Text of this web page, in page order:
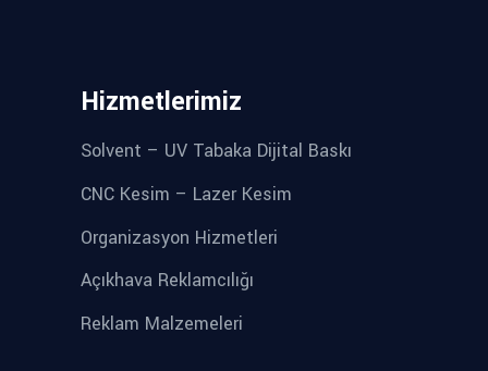
Hizmetlerimiz
Solvent – UV Tabaka Dijital Baskı
CNC Kesim – Lazer Kesim
Organizasyon Hizmetleri
Açıkhava Reklamcılığı
Reklam Malzemeleri